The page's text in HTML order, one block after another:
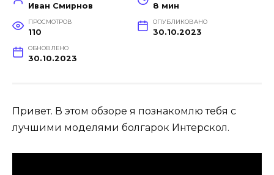
Иван Смирнов 8 мин
ПРОСМОТРОВ
110
ОПУБЛИКОВАНО
30.10.2023
ОБНОВЛЕНО
30.10.2023
Привет. В этом обзоре я познакомлю тебя с
лучшими моделями болгарок Интерскол.